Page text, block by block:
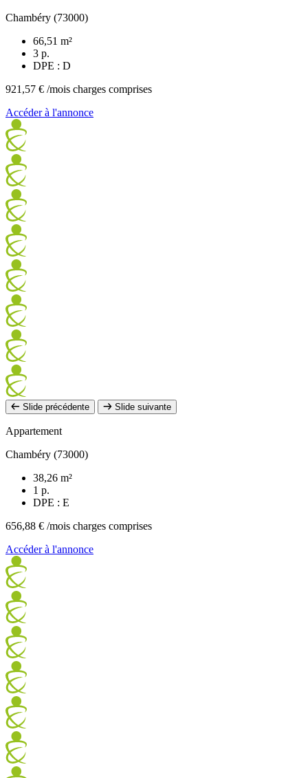
Chambéry (73000)
66,51 m²
3 p.
DPE : D
921,57 € /mois charges comprises
Accéder à l'annonce
Slide précédente Slide suivante
Appartement
Chambéry (73000)
38,26 m²
1 p.
DPE : E
656,88 € /mois charges comprises
Accéder à l'annonce